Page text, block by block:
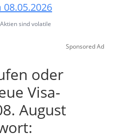
sind volatile
Sponsored Ad
oder
Visa-
August